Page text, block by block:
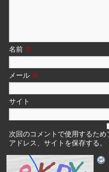
名前 ※
メール ※
サイト
次回のコメントで使用するた
アドレス、サイトを保存する。